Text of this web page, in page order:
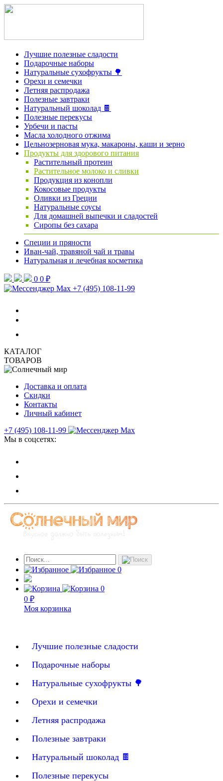
Лучшие полезные сладости
Подарочные наборы
Натуральные сухофрукты 🌳
Орехи и семечки
Летняя распродажа
Полезные завтраки
Натуральный шоколад 🍫
Полезные перекусы
Урбечи и пасты
Масла холодного отжима
Цельнозерновая мука, макароны, каши и зерно
Продукты для здорового питания
Растительный протеин
Растительное молоко и сливки
Продукция из конопли
Кокосовые продукты
Оливки из Греции
Натуральные соусы
Для домашней выпечки и сладостей
Сиропы без сахара
Специи и пряности
Иван-чай, травяной чай и травы
Натуральная и лечебная косметика
0 0 ₽
+7 (495) 108-11-99
КАТАЛОГ
ТОВАРОВ
Доставка и оплата
Скидки
Контакты
Личный кабинет
+7 (495) 108-11-99
Мы в соцсетях:
0
0
0 ₽
Моя корзинка
Лучшие полезные сладости
Подарочные наборы
Натуральные сухофрукты 🌳
Орехи и семечки
Летняя распродажа
Полезные завтраки
Натуральный шоколад 🍫
Полезные перекусы